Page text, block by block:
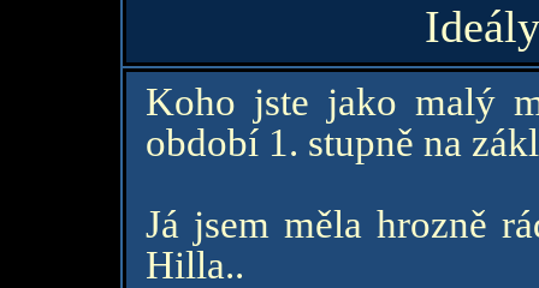
Koho jste jako malý
období 1. stupně na
Já jsem měla hrozně
Hilla..